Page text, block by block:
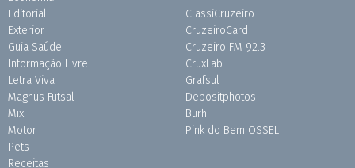
Editorial
Exterior
Guia Saúde
Informação Livre
Letra Viva
Magnus Futsal
Mix
Motor
Pets
Receitas
ClassiCruzeiro
CruzeiroCard
Cruzeiro FM 92.3
CruxLab
Grafsul
Depositphotos
Burh
Pink do Bem OSSEL